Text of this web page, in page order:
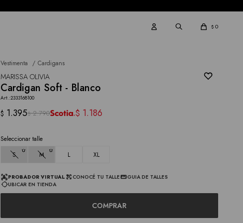
$ 0
Vestimenta Cardigans
MARISSA OLIVIA
Cardigan Soft - Blanco
2333168100
$ 1.395$ 2.790 $ 1.186
Seleccionar talle
S
M L XL
PROBADOR VIRTUAL CONOCÉ TU TALLE
GUIA DE TALLES
UBICAR EN TIENDA
COMPRAR